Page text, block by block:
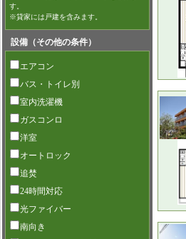
す。
※貸家には戸建を含みます。
設備（その他の条件）
エアコン
バス・トイレ別
室内洗濯機
ガスコンロ
洋室
オートロック
追焚
24時間対応
光ファイバー
南向き